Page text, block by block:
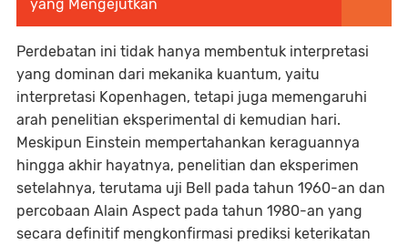
yang Mengejutkan
Perdebatan ini tidak hanya membentuk interpretasi
yang dominan dari mekanika kuantum, yaitu
interpretasi Kopenhagen, tetapi juga memengaruhi
arah penelitian eksperimental di kemudian hari.
Meskipun Einstein mempertahankan keraguannya
hingga akhir hayatnya, penelitian dan eksperimen
setelahnya, terutama uji Bell pada tahun 1960-an dan
percobaan Alain Aspect pada tahun 1980-an yang
secara definitif mengkonfirmasi prediksi keterikatan